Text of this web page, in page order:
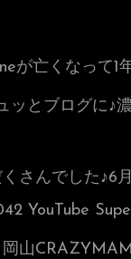
が亡くなって1
ッとブログに♪
さんでした♪6
YouTube
岡山